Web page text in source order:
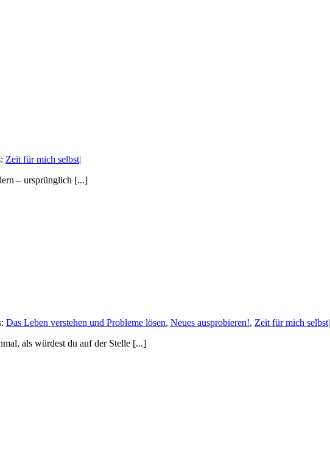
Zeit für mich selbst|
– ursprünglich [...]
Das Leben verstehen und Probleme lösen, Neues ausprobieren!, Zeit für mich selbst|
als würdest du auf der Stelle [...]